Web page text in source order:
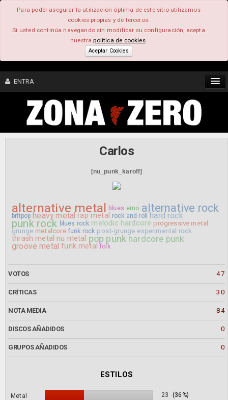
Para poder asegurar la utilización óptima de este sitio utilizamos
cookies propias y de terceros.
Si usted continúa navegando sin modificar su configuración, acepta
nuestrapolítica de cookies.
Aceptar Cookies
ENTRA
CONTENIDO
Carlos
[nu_punk_karoff]
alternative metal blues emo alternative rock
britpop heavy metal rap metal rock and roll hard rock
punk rock blues rock melodic hardcore progressive metal
grunge metalcore funk rock post-grunge experimental rock
thrash metal nu metal pop punk hardcore punk
groove metal funk metal folk
VOTOS 47
CRÍTICAS 30
NOTA MEDIA 84
DISCOS AÑADIDOS 0
GRUPOS AÑADIDOS 0
ESTILOS
Metal 23 (36%)